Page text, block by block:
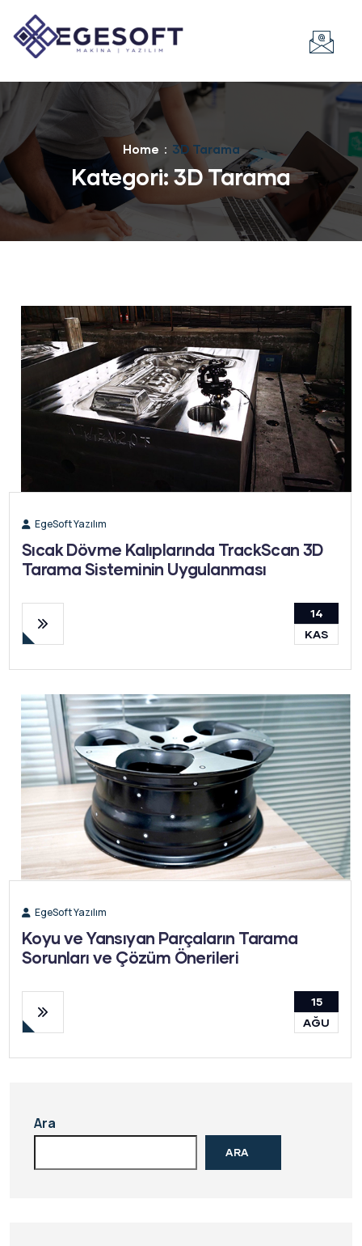
Home 3D Tarama
Kategori:3D Tarama
EgeSoft Yazılım
Sıcak Dövme Kalıplarında TrackScan 3D
Tarama Sisteminin Uygulanması
14
KAS
EgeSoft Yazılım
Koyu ve Yansıyan Parçaların Tarama
Sorunları ve Çözüm Önerileri
15
AĞU
Ara
ARA